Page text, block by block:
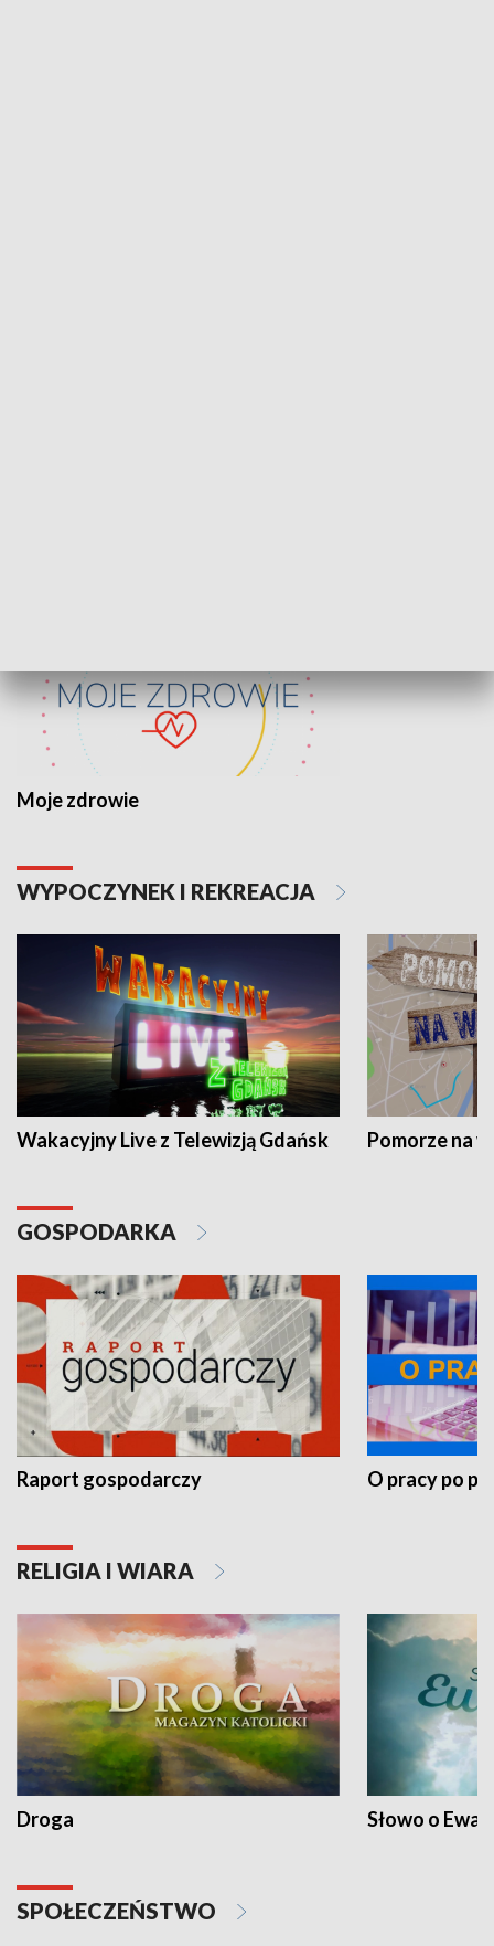
Moje zdrowie
WYPOCZYNEK I REKREACJA
Wakacyjny Live z Telewizją Gdańsk Pomorze na
GOSPODARKA
Raport gospodarczy O pracy po
RELIGIA I WIARA
Droga Słowo o
SPOŁECZEŃSTWO